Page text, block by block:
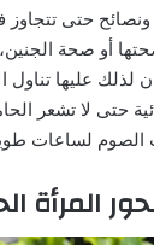
ونصائح حتى
أو صحة الجنين،
لذلك عليها تناول
حتى لا تشعر
الصوم لساعات
المرأة